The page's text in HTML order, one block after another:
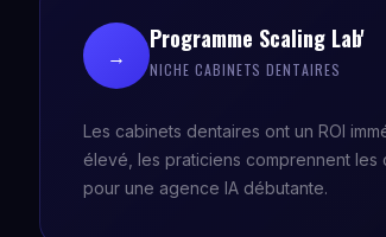
→
Programme Scaling Lab'
NICHE CABINETS DENTAIRES
Les cabinets dentaires ont un ROI
élevé, les praticiens comprennent
pour une agence IA débutante.